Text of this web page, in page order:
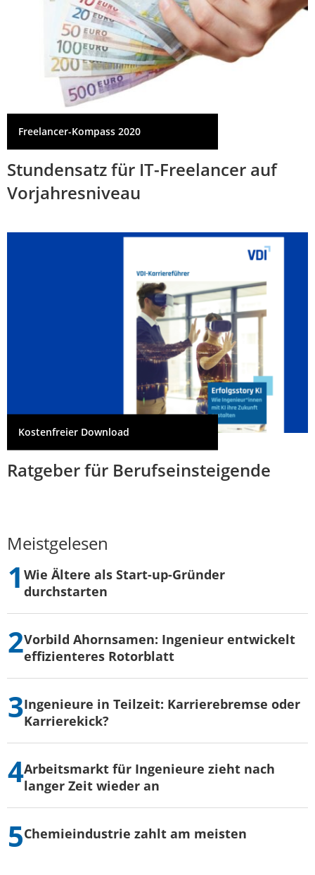
Freelancer-Kompass 2020
Stundensatz für IT-Freelancer auf
Vorjahresniveau
Kostenfreier Download
Ratgeber für Berufseinsteigende
Meistgelesen
Wie Ältere als Start-up-Gründer
durchstarten
Vorbild Ahornsamen: Ingenieur entwickelt
effizienteres Rotorblatt
Ingenieure in Teilzeit: Karrierebremse oder
Karrierekick?
Arbeitsmarkt für Ingenieure zieht nach
langer Zeit wieder an
Chemieindustrie zahlt am meisten